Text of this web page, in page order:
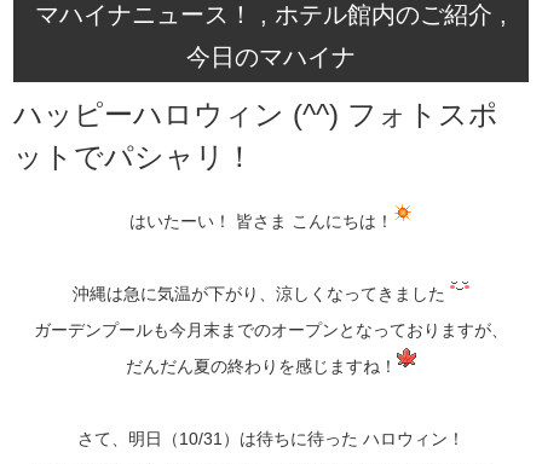
マハイナニュース！ , ホテル館内のご紹介 ,
今日のマハイナ
ハッピーハロウィン (^^) フォトスポ
ットでパシャリ！
はいたーい！ 皆さま こんにちは！
沖縄は急に気温が下がり、涼しくなってきました
ガーデンプールも今月末までのオープンとなっておりますが、
だんだん夏の終わりを感じますね！
さて、明日（10/31）は待ちに待った ハロウィン！